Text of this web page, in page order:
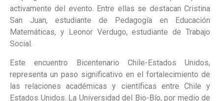
activamente del evento. Entre ellas se destacan Cristina
San Juan, estudiante de Pedagogía en Educación
Matemáticas, y Leonor Verdugo, estudiante de Trabajo
Social.
Este encuentro Bicentenario Chile-Estados Unidos,
representa un paso significativo en el fortalecimiento de
las relaciones académicas y científicas entre Chile y
Estados Unidos. La Universidad del Bio-Bío, por medio de